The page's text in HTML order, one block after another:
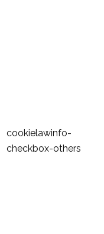
cookielawinfo-
checkbox-others